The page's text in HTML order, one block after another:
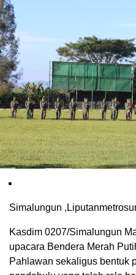
Simalungun
Kasdim 0207/Simalungun
upacara Bendera Merah
Pahlawan sekaligus bentuk